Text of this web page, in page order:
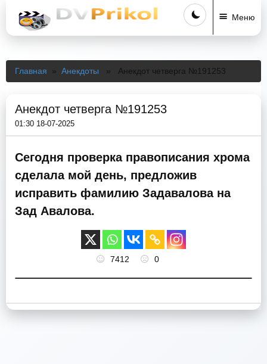
Меню
Главная » Анекдоты » Анекдот четверга №191253
Анекдот четверга №191253
01:30 18-07-2025
Сегодня проверка правописания хрома
сделала мой день, предложив
исправить фамилию Задавалова на
Зад Авалова.
7412 0